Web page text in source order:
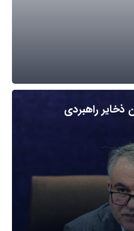
ذخایر راهبردی